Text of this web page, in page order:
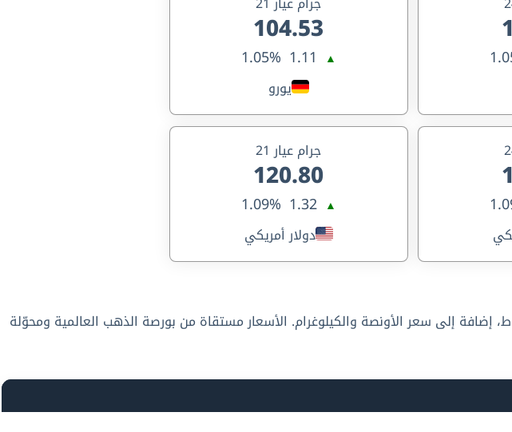
104.53
▲
1.11
1.05%
يورو
جرام عيار 21
120.80
▲
1.32
1.09%
دولار أمريكي
الجدول سعر الذهب اليوم في ألمانيا تحديث كل 15 دقيقة، لجميع العيارات من 24 حتى 6 قيراط، إضافة إلى سعر الأونصة والكيلوغرام. الأسعار مستقاة من بورصة الذهب العالمية ومحوّلة